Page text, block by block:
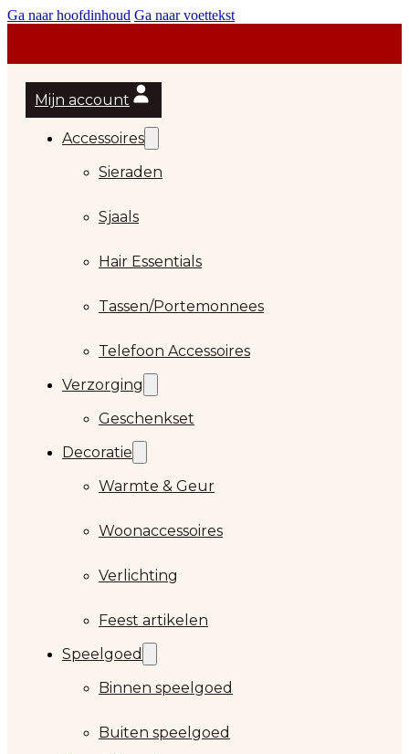
Ga naar hoofdinhoud Ga naar voettekst
Mijn account
Accessoires
Sieraden
Sjaals
Hair Essentials
Tassen/Portemonnees
Telefoon Accessoires
Verzorging
Geschenkset
Decoratie
Warmte & Geur
Woonaccessoires
Verlichting
Feest artikelen
Speelgoed
Binnen speelgoed
Buiten speelgoed